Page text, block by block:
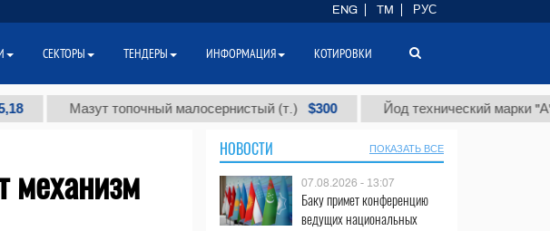
Мазут топочный малосернистый (т.) $300 Йод технический марки "А" (т.)
механизм
НОВОСТИ ПОКАЗАТЬ ВСЕ
07.08.2026 - 13:07
Баку примет конференцию
ведущих национальных
ENG TM РУС
СЕКТОРЫ ТЕНДЕРЫ ИНФОРМАЦИЯ КОТИРОВКИ